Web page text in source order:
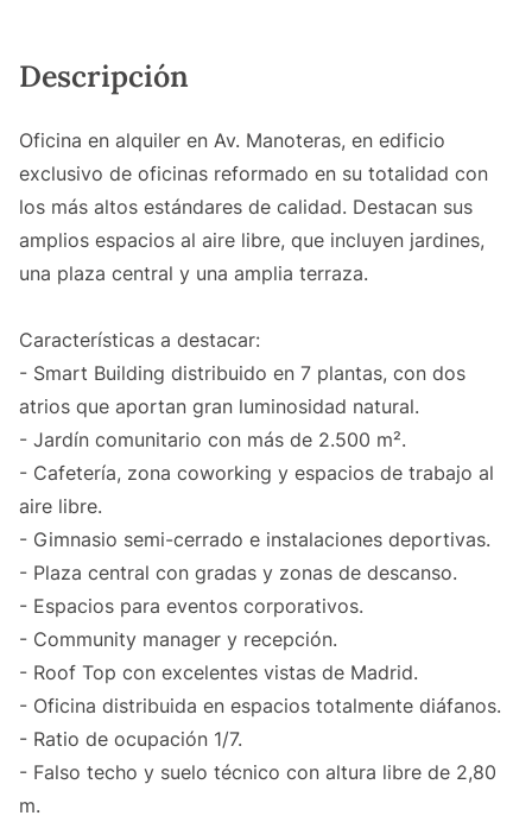
Descripción
Oficina en alquiler en Av. Manoteras, en edificio
exclusivo de oficinas reformado en su totalidad con
los más altos estándares de calidad. Destacan sus
amplios espacios al aire libre, que incluyen jardines,
una plaza central y una amplia terraza.
Características a destacar:
- Smart Building distribuido en 7 plantas, con dos
atrios que aportan gran luminosidad natural.
- Jardín comunitario con más de 2.500 m².
- Cafetería, zona coworking y espacios de trabajo al
aire libre.
- Gimnasio semi-cerrado e instalaciones deportivas.
- Plaza central con gradas y zonas de descanso.
- Espacios para eventos corporativos.
- Community manager y recepción.
- Roof Top con excelentes vistas de Madrid.
- Oficina distribuida en espacios totalmente diáfanos.
- Ratio de ocupación 1/7.
- Falso techo y suelo técnico con altura libre de 2,80
m.